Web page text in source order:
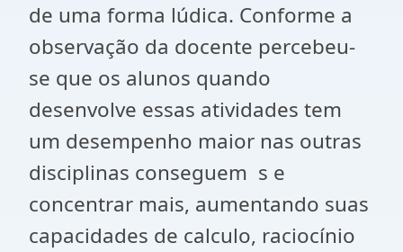
de uma forma lúdica. Conforme a
observação da docente percebeu-
se que os alunos quando
desenvolve essas atividades tem
um desempenho maior nas outras
disciplinas conseguem s e
concentrar mais, aumentando suas
capacidades de calculo, raciocínio